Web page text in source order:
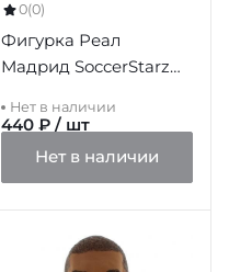
0(0)
Фигурка Реал
Мадрид SoccerStarz
Нет в наличии
440 ₽ / шт
Нет в наличии